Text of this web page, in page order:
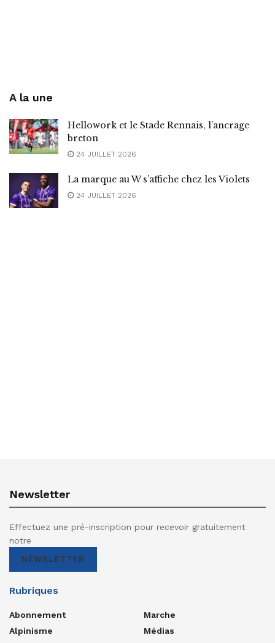
A la une
Hellowork et le Stade Rennais, l’ancrage
breton
24 JUILLET 2026
La marque au W s’affiche chez les Violets
24 JUILLET 2026
Newsletter
Effectuez une pré-inscription pour recevoir gratuitement
notre
NEWSLETTER
Rubriques
Abonnement
Alpinisme
Marche
Médias